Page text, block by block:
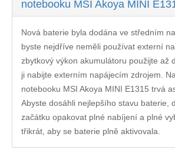
notebooku MSI Akoya MINI
Nová baterie byla dodána ve středním
byste nejdříve neměli používat externí
zbytkový výkon akumulátoru použijte až
ji nabijte externím napájecím zdrojem.
notebooku MSI Akoya MINI E1315 trvá
Abyste dosáhli nejlepšího stavu baterie,
začátku opakovat plné nabíjení a plné
třikrát, aby se baterie plně aktivovala.